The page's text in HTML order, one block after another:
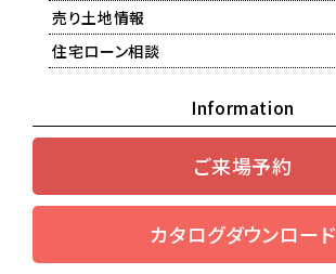
売り土地情報
住宅ローン相談
Information
ご来場予約
カタログダウンロード